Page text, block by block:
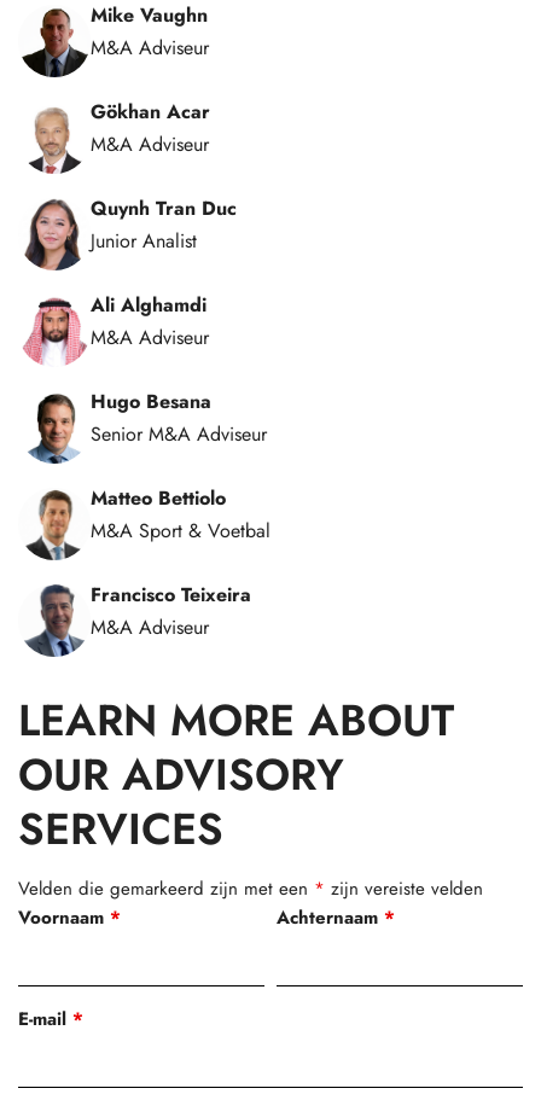
Mike Vaughn
M&A Adviseur
Gökhan Acar
M&A Adviseur
Quynh Tran Duc
Junior Analist
Ali Alghamdi
M&A Adviseur
Hugo Besana
Senior M&A Adviseur
Matteo Bettiolo
M&A Sport & Voetbal
Francisco Teixeira
M&A Adviseur
LEARN MORE ABOUT
OUR ADVISORY
SERVICES
Velden die gemarkeerd zijn met een * zijn vereiste velden
Voornaam * Achternaam *
E-mail *